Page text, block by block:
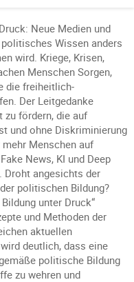
Neue Medien und
Wissen anders
wird. Kriege, Krisen,
Menschen Sorgen,
die freiheitlich-
Der Leitgedanke
zu fördern, die auf
und ohne Diskriminierung
Menschen auf
News, KI und Deep
Droht angesichts der
politischen Bildung?
unter Druck“
und Methoden der
aktuellen
deutlich, dass eine
politische Bildung
zu wehren und